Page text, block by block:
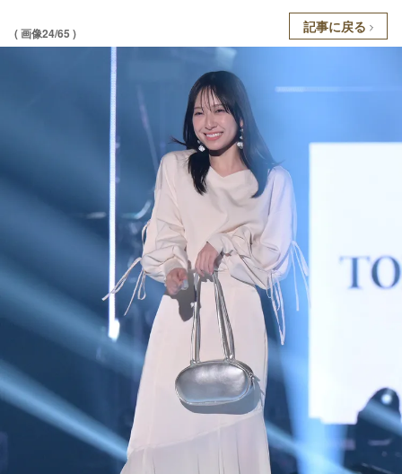
( 画像24/65 ) 記事に戻る